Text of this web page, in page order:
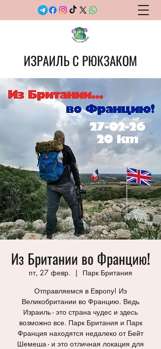
ИЗРАИЛЬ С РЮКЗАКОМ
Из Британии во Францию!
пт, 27 февр.
  |
Парк Британия
Отправляемся в Европу! Из
Великобритании во Францию. Ведь
Израиль - это страна чудес и здесь
возможно все. Парк Британия и Парк
Франция находятся недалеко от Бейт
Шемеша - и это отличная локация для